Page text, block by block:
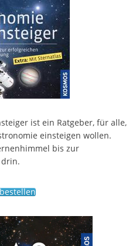
ist ein Ratgeber, für alle,
einsteigen wollen.
bis zur